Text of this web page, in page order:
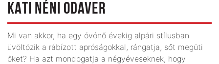
KATI NÉNI ODAVER
Mi van akkor, ha egy óvónő évekig alpári stílusban
üvöltözik a rábízott apróságokkal, rángatja, sőt megüti
őket? Ha azt mondogatja a négyéveseknek, hogy